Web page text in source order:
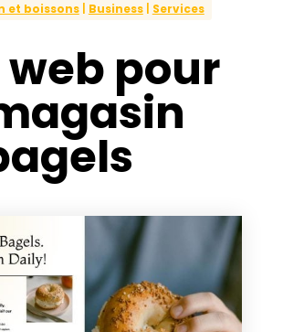
et boissons| Business| Services
web pour